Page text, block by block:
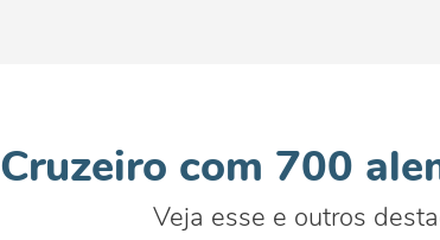
Cruzeiro com 700
Veja esse e outros